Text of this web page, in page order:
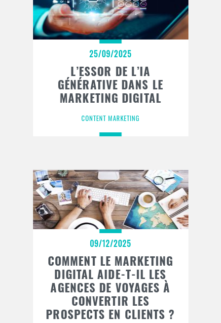
25/09/2025
L’ESSOR DE L’IA
GÉNÉRATIVE DANS LE
MARKETING DIGITAL
CONTENT MARKETING
09/12/2025
COMMENT LE MARKETING
DIGITAL AIDE-T-IL LES
AGENCES DE VOYAGES À
CONVERTIR LES
PROSPECTS EN CLIENTS ?